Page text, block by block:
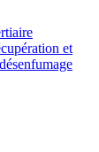
et